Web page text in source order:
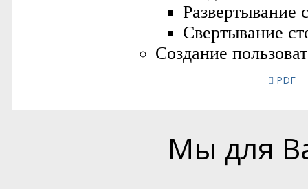
PDF
Мы для